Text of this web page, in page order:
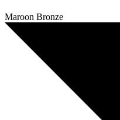
Maroon Bronze